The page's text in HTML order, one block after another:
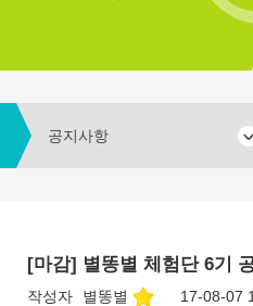
공지사항
[마감] 별똥별 체험단 6기
작성자 별똥별 17-08-07